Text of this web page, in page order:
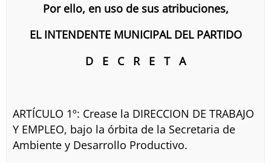
Por ello, en uso de sus atribuciones,
EL INTENDENTE MUNICIPAL DEL PARTIDO
D E C R E T A
ARTÍCULO 1º: Crease la DIRECCION DE TRABAJO
Y EMPLEO, bajo la órbita de la Secretaria de
Ambiente y Desarrollo Productivo.